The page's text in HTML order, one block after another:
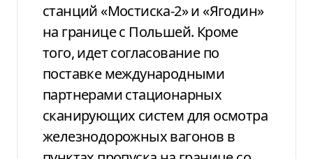
станций «Мостиска-2» и «Ягодин»
на границе с Польшей. Кроме
того, идет согласование по
поставке международными
партнерами стационарных
сканирующих систем для осмотра
железнодорожных вагонов в